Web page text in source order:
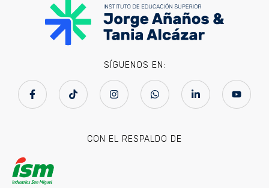
SÍGUENOS EN:
CON EL RESPALDO DE